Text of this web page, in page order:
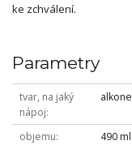
ke zchválení.
Parametry
tvar, na jaký
nápoj
objemu 490 ml